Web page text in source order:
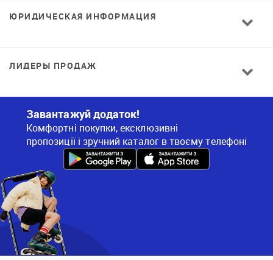
ЮРИДИЧЕСКАЯ ИНФОРМАЦИЯ
ЛИДЕРЫ ПРОДАЖ
Завантажуй додаток!
Комфортні покупки, ексклюзивні
пропозиції і зручний каталог в твоєму телефоні